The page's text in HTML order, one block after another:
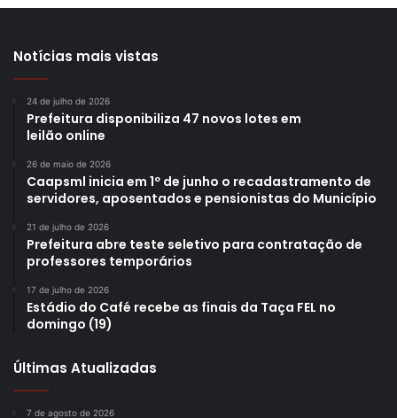
Notícias mais vistas
24 de julho de 2026
Prefeitura disponibiliza 47 novos lotes em
leilão online
26 de maio de 2026
Caapsml inicia em 1º de junho o recadastramento de
servidores, aposentados e pensionistas do Município
21 de julho de 2026
Prefeitura abre teste seletivo para contratação de
professores temporários
17 de julho de 2026
Estádio do Café recebe as finais da Taça FEL no
domingo (19)
Últimas Atualizadas
7 de agosto de 2026